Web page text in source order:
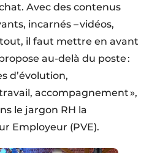
Avec des contenus
incarnés – vidéos,
il faut mettre en avant
au-delà du poste :
d’évolution,
accompagnement »,
le jargon RH la
Employeur (PVE).